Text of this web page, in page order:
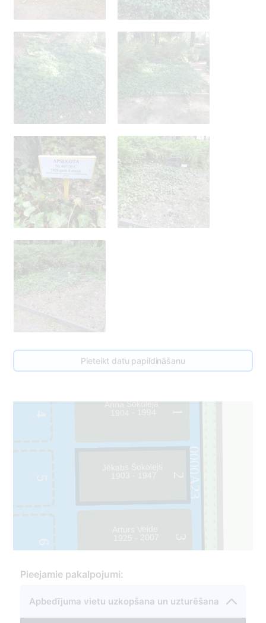
Pieteikt datu papildināšanu
0000A23
4
5
Anna Šokoleja
Pieejamie pakalpojumi:
Apbedījuma vietu uzkopšana un uzturēšana